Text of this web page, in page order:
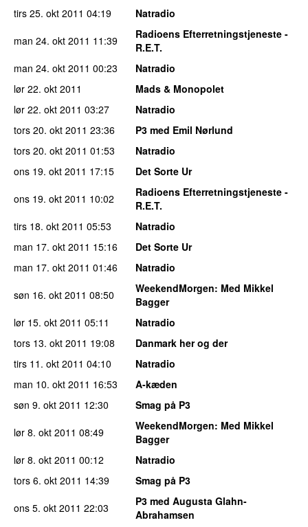
tirs 25. okt 2011 04:19
Natradio
man 24. okt 2011 11:39
Radioens Efterretningstjeneste -
R.E.T.
man 24. okt 2011 00:23
Natradio
lør 22. okt 2011
Mads & Monopolet
lør 22. okt 2011 03:27
Natradio
tors 20. okt 2011 23:36
P3 med Emil Nørlund
tors 20. okt 2011 01:53
Natradio
ons 19. okt 2011 17:15
Det Sorte Ur
ons 19. okt 2011 10:02
Radioens Efterretningstjeneste -
R.E.T.
tirs 18. okt 2011 05:53
Natradio
man 17. okt 2011 15:16
Det Sorte Ur
man 17. okt 2011 01:46
Natradio
søn 16. okt 2011 08:50 WeekendMorgen: Med Mikkel
Bagger
lør 15. okt 2011 05:11
Natradio
tors 13. okt 2011 19:08
Danmark her og der
tirs 11. okt 2011 04:10
Natradio
man 10. okt 2011 16:53
A-kæden
søn 9. okt 2011 12:30
Smag på P3
lør 8. okt 2011 08:49 WeekendMorgen: Med Mikkel
Bagger
lør 8. okt 2011 00:12
Natradio
tors 6. okt 2011 14:39
Smag på P3
ons 5. okt 2011 22:03
P3 med Augusta Glahn-
Abrahamsen